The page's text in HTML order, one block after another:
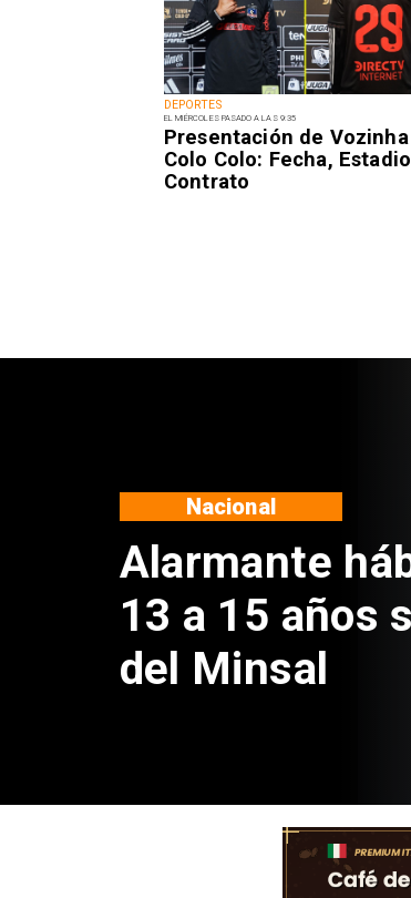
DEPORTES
EL MIÉRCOLES PASADO A LAS 9:35
Presentación de
Colo Colo: Fecha,
Contrato
Aprueban
Sebastián
de $4 mil
Regiones